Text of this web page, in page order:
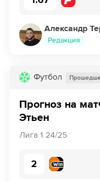
противника
Александр
Редакция
Футбол
Прогноз на
Этьен
Лига 1 24/25
2